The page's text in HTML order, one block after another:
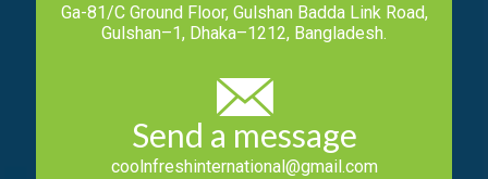
Ga-81/C Ground Floor, Gulshan Badda Link Road,
Gulshan–1, Dhaka–1212, Bangladesh.
Send a message
coolnfreshinternational@gmail.com